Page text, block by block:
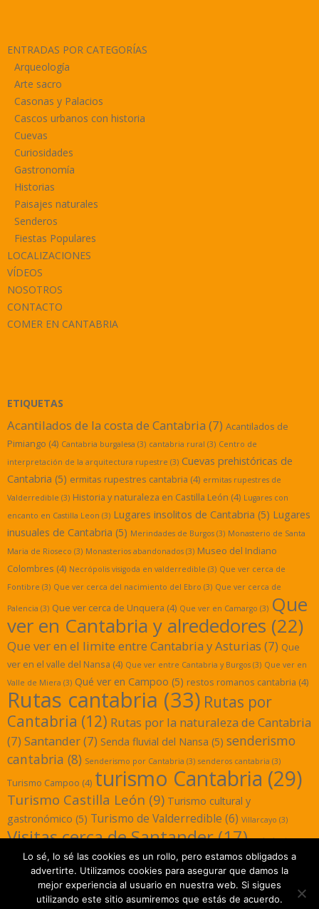
ENTRADAS POR CATEGORÍAS
Arqueología
Arte sacro
Casonas y Palacios
Cascos urbanos con historia
Cuevas
Curiosidades
Gastronomía
Historias
Paisajes naturales
Senderos
Fiestas Populares
LOCALIZACIONES
VÍDEOS
NOSOTROS
CONTACTO
COMER EN CANTABRIA
ETIQUETAS
Acantilados de la costa de Cantabria (7) Acantilados de
Pimiango (4) Cantabria burgalesa (3) cantabria rural (3) Centro de
interpretación de la arquitectura rupestre (3) Cuevas prehistóricas de
Cantabria (5) ermitas rupestres cantabria (4) ermitas rupestres de
Valderredible (3) Historia y naturaleza en Castilla León (4) Lugares con
encanto en Castilla Leon (3) Lugares insolitos de Cantabria (5) Lugares
inusuales de Cantabria (5) Merindades de Burgos (3) Monasterio de Santa
Maria de Rioseco (3) Monasterios abandonados (3) Museo del Indiano
Colombres (4) Necrópolis visigoda en valderredible (3) Que ver cerca de
Fontibre (3) Que ver cerca del nacimiento del Ebro (3) Que ver cerca de
Palencia (3) Que ver cerca de Unquera (4) Que ver en Camargo (3) Que
ver en Cantabria y alrededores (22)
Que ver en el limite entre Cantabria y Asturias (7) Que
ver en el valle del Nansa (4) Que ver entre Cantabria y Burgos (3) Que ver en
Valle de Miera (3) Qué ver en Campoo (5) restos romanos cantabria (4)
Rutas cantabria (33) Rutas por
Cantabria (12) Rutas por la naturaleza de Cantabria
(7) Santander(7) Senda fluvial del Nansa (5) senderismo
cantabria (8) Senderismo por Cantabria (3) senderos cantabria (3)
Turismo Campoo (4) turismo Cantabria (29)
Turismo Castilla León (9) Turismo cultural y
gastronómico (5) Turismo de Valderredible (6) Villarcayo (3)
Visitas cerca de Santander(17) yacimientos
romanos cantabria(3)
Lo sé, lo sé las cookies es un rollo, pero estamos obligados a
advertirte. Utilizamos cookies para asegurar que damos la
mejor experiencia al usuario en nuestra web. Si sigues
utilizando este sitio asumiremos que estás de acuerdo.